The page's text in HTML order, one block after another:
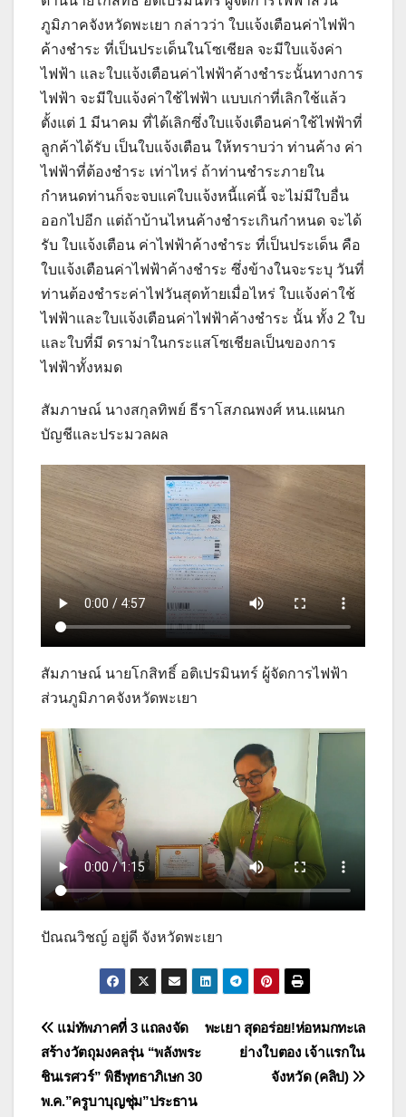
ภูมิภาคจังหวัดพะเยา กล่าวว่า ใบแจ้งเตือนค่าไฟฟ้า
ค้างชำระ ที่เป็นประเด็นในโซเชียล จะมีใบแจ้งค่า
ไฟฟ้า และใบแจ้งเตือนค่าไฟฟ้าค้างชำระนั้นทางการ
ไฟฟ้า จะมีใบแจ้งค่าใช้ไฟฟ้า แบบเก่าที่เลิกใช้แล้ว
ตั้งแต่ 1 มีนาคม ที่ได้เลิกซึ่งใบแจ้งเตือนค่าใช้ไฟฟ้าที่
ลูกค้าได้รับ เป็นใบแจ้งเตือน ให้ทราบว่า ท่านค้าง ค่า
ไฟฟ้าที่ต้องชำระ เท่าไหร่ ถ้าท่านชำระภายใน
กำหนดท่านก็จะจบแค่ใบแจ้งหนี้แค่นี้ จะไม่มีใบอื่น
ออกไปอีก แต่ถ้าบ้านไหนค้างชำระเกินกำหนด จะได้
รับ ใบแจ้งเตือน ค่าไฟฟ้าค้างชำระ ที่เป็นประเด็น คือ
ใบแจ้งเตือนค่าไฟฟ้าค้างชำระ ซึ่งข้างในจะระบุ วันที่
ท่านต้องชำระค่าไฟวันสุดท้ายเมื่อไหร่ ใบแจ้งค่าใช้
ไฟฟ้าและใบแจ้งเตือนค่าไฟฟ้าค้างชำระ นั้น ทั้ง 2 ใบ
และใบที่มี ดราม่าในกระแสโซเชียลเป็นของการ
ไฟฟ้าทั้งหมด
สัมภาษณ์ นางสกุลทิพย์ ธีราโสภณพงศ์ หน.แผนก
บัญชีและประมวลผล
สัมภาษณ์ นายโกสิทธิ์ อติเปรมินทร์ ผู้จัดการไฟฟ้า
ส่วนภูมิภาคจังหวัดพะเยา
ปัณณวิชญ์ อยู่ดี จังหวัดพะเยา
แนะแนว
เรื่อง
พะเยา สุดอร่อย!ห่อหมกทะเล
ย่างใบตอง เจ้าแรกใน
จังหวัด (คลิป)
แม่ทัพภาคที่ 3 แถลงจัด
สร้างวัตถุมงคลรุ่น “พลังพระ
ชินเรศวร์” พิธีพุทธาภิเษก 30
พ.ค.”ครูบาบุญชุ่ม”ประธาน